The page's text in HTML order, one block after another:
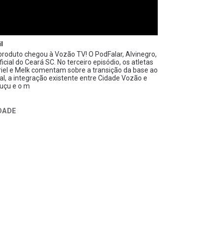
chegou à Vozão TV! O PodFalar, Alvinegro,
do Ceará SC. No terceiro episódio, os atletas
e Melk comentam sobre a transição da base ao
a integração existente entre Cidade Vozão e
e o m